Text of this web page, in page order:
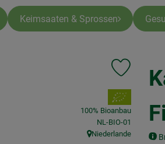
Keimsaaten & Sprossen
Produkt
, Verband:
100% Bioanbau
, Kontrollstelle:
NL-BIO-01
, Herkunft:
Niederlande